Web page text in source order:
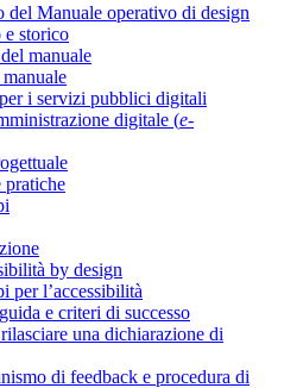
del Manuale operativo di design
e storico
manuale
i servizi pubblici digitali
digitale (e-
pratiche
by design
per l’accessibilità
e criteri di successo
una dichiarazione di
di feedback e procedura di